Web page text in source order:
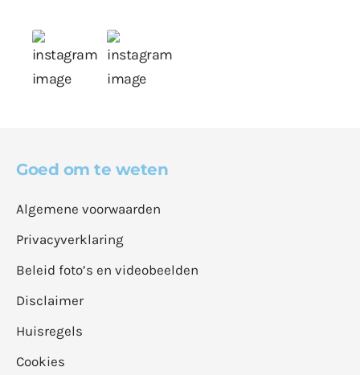
Goed om te weten
Algemene voorwaarden
Privacyverklaring
Beleid foto’s en videobeelden
Disclaimer
Huisregels
Cookies